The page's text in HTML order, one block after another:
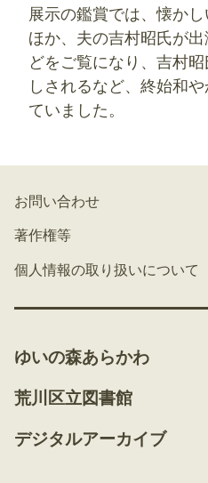
展示の鑑賞では、懐か
ほか、夫の吉村昭氏が
どをご覧になり、吉村
しされるなど、終始和
ていました。
お問い合わせ
著作権等
個人情報の取り扱いについて
ゆいの森あらかわ
荒川区立図書館
デジタルアーカイブ